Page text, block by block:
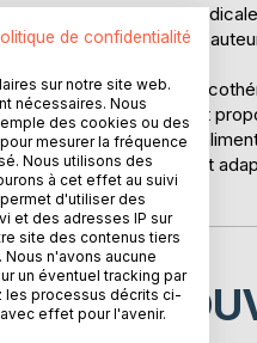
personnes traitées
de l'ouvrage du même
adaptées à la
gourmands, vous sont
ainsi de mieux gérer
inédits, parfaitement
proposées.
À
de confidentialité
sur notre site web.
nécessaires. Nous
des cookies ou des
mesurer la fréquence
Nous utilisons des
à cet effet au suivi
d'utiliser des
et des adresses IP sur
site des contenus tiers
n'avons aucune
un éventuel tracking par
les processus décrits ci-
effet pour l'avenir.